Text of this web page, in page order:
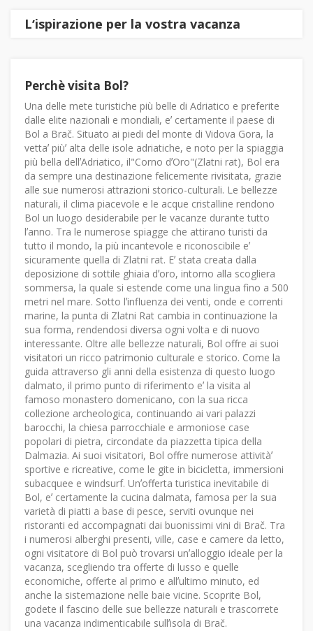
Lʼispirazione per la vostra vacanza
Perchè visita Bol?
Una delle mete turistiche più belle di Adriatico e preferite
dalle elite nazionali e mondiali, eʼ certamente il paese di
Bol a Brač. Situato ai piedi del monte di Vidova Gora, la
vettaʼ piùʼ alta delle isole adriatiche, e noto per la spiaggia
più bella dellʼAdriatico, il"Corno dʼOro"(Zlatni rat), Bol era
da sempre una destinazione felicemente rivisitata, grazie
alle sue numerosi attrazioni storico-culturali. Le bellezze
naturali, il clima piacevole e le acque cristalline rendono
Bol un luogo desiderabile per le vacanze durante tutto
lʼanno. Tra le numerose spiagge che attirano turisti da
tutto il mondo, la più incantevole e riconoscibile eʼ
sicuramente quella di Zlatni rat. Eʼ stata creata dalla
deposizione di sottile ghiaia dʼoro, intorno alla scogliera
sommersa, la quale si estende come una lingua fino a 500
metri nel mare. Sotto lʼinfluenza dei venti, onde e correnti
marine, la punta di Zlatni Rat cambia in continuazione la
sua forma, rendendosi diversa ogni volta e di nuovo
interessante. Oltre alle bellezze naturali, Bol offre ai suoi
visitatori un ricco patrimonio culturale e storico. Come la
guida attraverso gli anni della esistenza di questo luogo
dalmato, il primo punto di riferimento eʼ la visita al
famoso monastero domenicano, con la sua ricca
collezione archeologica, continuando ai vari palazzi
barocchi, la chiesa parrocchiale e armoniose case
popolari di pietra, circondate da piazzetta tipica della
Dalmazia. Ai suoi visitatori, Bol offre numerose attivitàʼ
sportive e ricreative, come le gite in bicicletta, immersioni
subacquee e windsurf. Unʼofferta turistica inevitabile di
Bol, eʼ certamente la cucina dalmata, famosa per la sua
varietà di piatti a base di pesce, serviti ovunque nei
ristoranti ed accompagnati dai buonissimi vini di Brač. Tra
i numerosi alberghi presenti, ville, case e camere da letto,
ogni visitatore di Bol può trovarsi unʼalloggio ideale per la
vacanza, scegliendo tra offerte di lusso e quelle
economiche, offerte al primo e allʼultimo minuto, ed
anche la sistemazione nelle baie vicine. Scoprite Bol,
godete il fascino delle sue bellezze naturali e trascorrete
una vacanza indimenticabile sullʼisola di Brač.